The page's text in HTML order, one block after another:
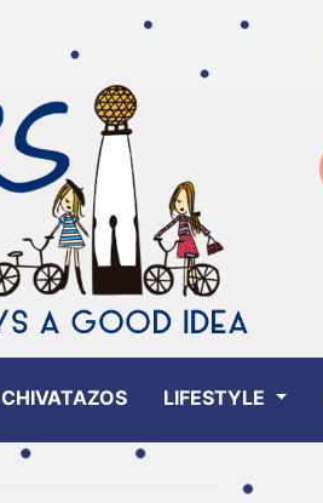
CHIVATAZOS LIFESTYLE